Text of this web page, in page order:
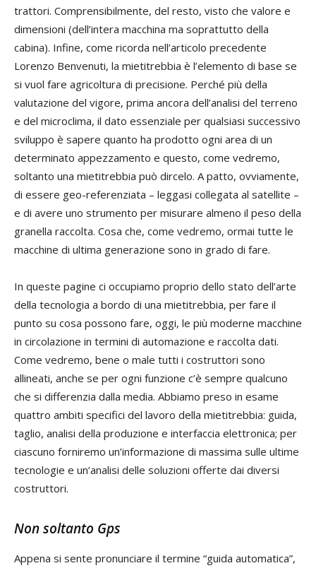
trattori. Comprensibilmente, del resto, visto che valore e
dimensioni (dell’intera macchina ma soprattutto della
cabina). Infine, come ricorda nell’articolo precedente
Lorenzo Benvenuti, la mietitrebbia è l’elemento di base se
si vuol fare agricoltura di precisione. Perché più della
valutazione del vigore, prima ancora dell’analisi del terreno
e del microclima, il dato essenziale per qualsiasi successivo
sviluppo è sapere quanto ha prodotto ogni area di un
determinato appezzamento e questo, come vedremo,
soltanto una mietitrebbia può dircelo. A patto, ovviamente,
di essere geo-referenziata – leggasi collegata al satellite –
e di avere uno strumento per misurare almeno il peso della
granella raccolta. Cosa che, come vedremo, ormai tutte le
macchine di ultima generazione sono in grado di fare.
In queste pagine ci occupiamo proprio dello stato dell’arte
della tecnologia a bordo di una mietitrebbia, per fare il
punto su cosa possono fare, oggi, le più moderne macchine
in circolazione in termini di automazione e raccolta dati.
Come vedremo, bene o male tutti i costruttori sono
allineati, anche se per ogni funzione c’è sempre qualcuno
che si differenzia dalla media. Abbiamo preso in esame
quattro ambiti specifici del lavoro della mietitrebbia: guida,
taglio, analisi della produzione e interfaccia elettronica; per
ciascuno forniremo un’informazione di massima sulle ultime
tecnologie e un’analisi delle soluzioni offerte dai diversi
costruttori.
Non soltanto Gps
Appena si sente pronunciare il termine “guida automatica”,